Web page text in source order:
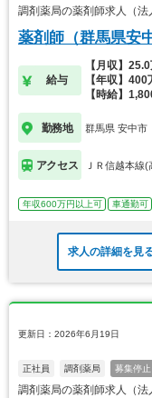
調剤薬局の薬剤師求人（
薬剤師（群馬県安
給与
【月収】
【年収】
【時給】
勤務地 群馬県 安中市
アクセス ＪＲ信越本線
年収600万円以上可 車通勤可
求人の詳細を見
更新日：2026年6月19日
正社員 調剤薬局 募集停止
調剤薬局の薬剤師求人（